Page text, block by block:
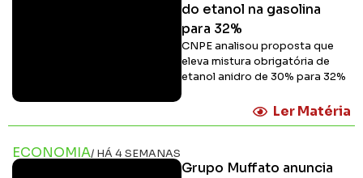
do etanol na gasolina
para 32%
CNPE analisou proposta que
eleva mistura obrigatória de
etanol anidro de 30% para 32%
Ler Matéria
ECONOMIA/ HÁ 4 SEMANAS
Grupo Muffato anuncia